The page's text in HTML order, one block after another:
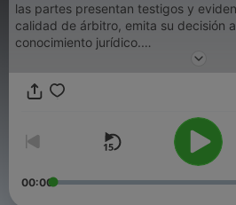
las partes presentan testigos y
calidad de árbitro, emita su decisión
conocimiento jurídico.
00:00